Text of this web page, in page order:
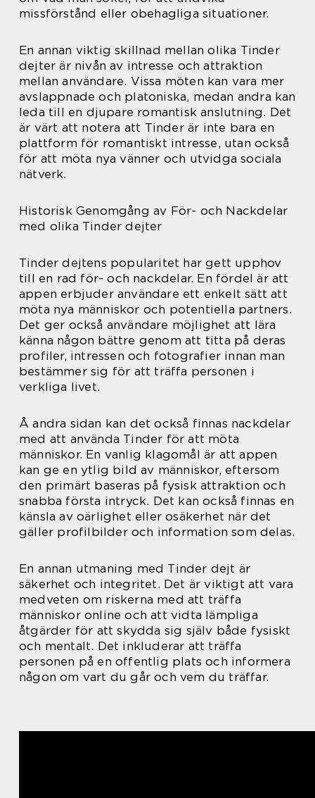
missförstånd eller obehagliga situationer.
En annan viktig skillnad mellan olika Tinder
dejter är nivån av intresse och attraktion
mellan användare. Vissa möten kan vara mer
avslappnade och platoniska, medan andra kan
leda till en djupare romantisk anslutning. Det
är värt att notera att Tinder är inte bara en
plattform för romantiskt intresse, utan också
för att möta nya vänner och utvidga sociala
nätverk.
Historisk Genomgång av För- och Nackdelar
med olika Tinder dejter
Tinder dejtens popularitet har gett upphov
till en rad för- och nackdelar. En fördel är att
appen erbjuder användare ett enkelt sätt att
möta nya människor och potentiella partners.
Det ger också användare möjlighet att lära
känna någon bättre genom att titta på deras
profiler, intressen och fotografier innan man
bestämmer sig för att träffa personen i
verkliga livet.
Å andra sidan kan det också finnas nackdelar
med att använda Tinder för att möta
människor. En vanlig klagomål är att appen
kan ge en ytlig bild av människor, eftersom
den primärt baseras på fysisk attraktion och
snabba första intryck. Det kan också finnas en
känsla av oärlighet eller osäkerhet när det
gäller profilbilder och information som delas.
En annan utmaning med Tinder dejt är
säkerhet och integritet. Det är viktigt att vara
medveten om riskerna med att träffa
människor online och att vidta lämpliga
åtgärder för att skydda sig själv både fysiskt
och mentalt. Det inkluderar att träffa
personen på en offentlig plats och informera
någon om vart du går och vem du träffar.